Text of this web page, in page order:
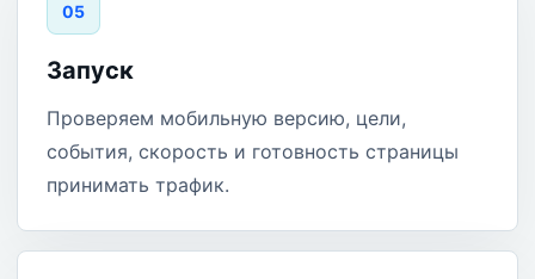
05
Запуск
Проверяем мобильную версию, цели,
события, скорость и готовность страницы
принимать трафик.